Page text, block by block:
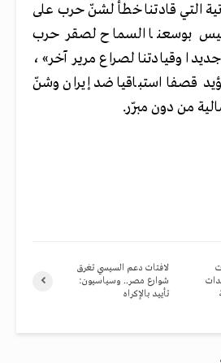
التي قادتنا خطأ لشنّ حرب على
بوسعنا السماح لصقر حرب
وقيادتنا لصراع مرير آخر»،
يؤيد قصفا استباقيا ضد إيران وشنّ
من دون مبرّر.
لافتات دعم السيسي تغرق
شوارع مصر.. وسياسيون:
تأييد بالإكراه